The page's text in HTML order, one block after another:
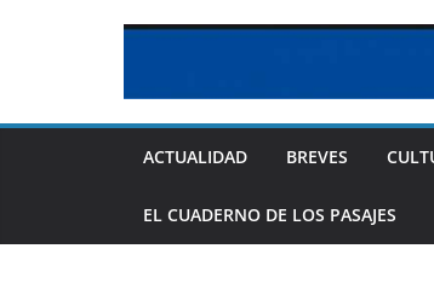
ACTUALIDAD BREVES
EL CUADERNO DE LOS PASAJES